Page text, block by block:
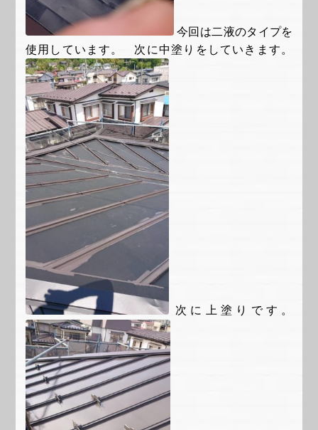
今回は二液のタイプを
使用しています。 次に中塗りをしていきます。
次に上塗りです。